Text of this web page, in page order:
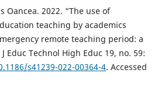
Oancea. 2022. “The use of
teaching by academics
remote teaching period: a
Educ Technol High Educ 19, no. 59:
s41239-022-00364-4. Accessed